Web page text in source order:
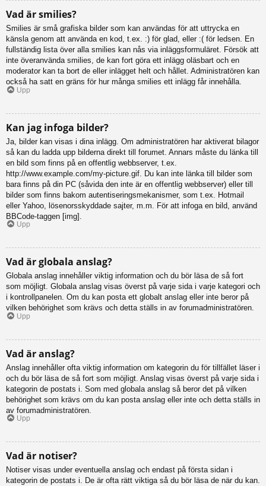
Vad är smilies?
Smilies är små grafiska bilder som kan användas för att uttrycka en
känsla genom att använda en kod, t.ex. :) för glad, eller :( för ledsen. En
fullständig lista över alla smilies kan nås via inläggsformuläret. Försök att
inte överanvända smilies, de kan fort göra ett inlägg oläsbart och en
moderator kan ta bort de eller inlägget helt och hållet. Administratören kan
också ha satt en gräns för hur många smilies ett inlägg får innehålla.
Upp
Kan jag infoga bilder?
Ja, bilder kan visas i dina inlägg. Om administratören har aktiverat bilagor
så kan du ladda upp bilderna direkt till forumet. Annars måste du länka till
en bild som finns på en offentlig webbserver, t.ex.
http://www.example.com/my-picture.gif. Du kan inte länka till bilder som
bara finns på din PC (såvida den inte är en offentlig webbserver) eller till
bilder som finns bakom autentiseringsmekanismer, som t.ex. Hotmail
eller Yahoo, lösenorsskyddade sajter, m.m. För att infoga en bild, använd
BBCode-taggen [img].
Upp
Vad är globala anslag?
Globala anslag innehåller viktig information och du bör läsa de så fort
som möjligt. Globala anslag visas överst på varje sida i varje kategori och
i kontrollpanelen. Om du kan posta ett globalt anslag eller inte beror på
vilken behörighet som krävs och detta ställs in av forumadministratören.
Upp
Vad är anslag?
Anslag innehåller ofta viktig information om kategorin du för tillfället läser i
och du bör läsa de så fort som möjligt. Anslag visas överst på varje sida i
kategorin de postats i. Som med globala anslag så beror det på vilken
behörighet som krävs om du kan posta anslag eller inte och detta ställs in
av forumadministratören.
Upp
Vad är notiser?
Notiser visas under eventuella anslag och endast på första sidan i
kategorin de postats i. De är ofta rätt viktiga så du bör läsa de när du kan.